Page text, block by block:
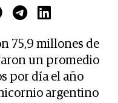
75,9 millones de
un promedio
por día el año
argentino